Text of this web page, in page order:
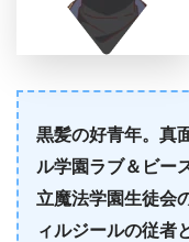
黒髪の好青年。真
ル学園ラブ＆ビー
立魔法学園生徒会
ィルジールの従者